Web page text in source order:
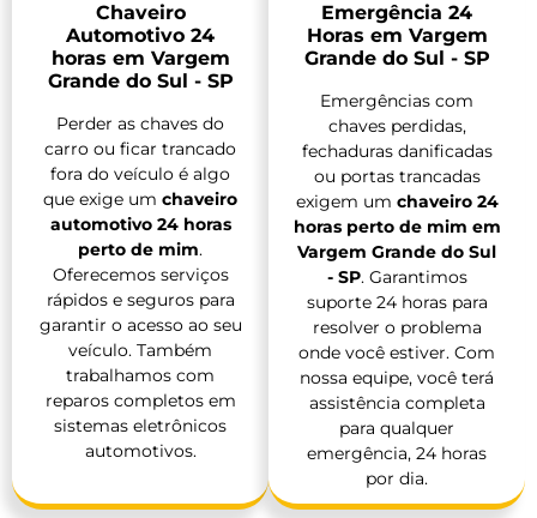
Chaveiro
Automotivo 24
horas em Vargem
Grande do Sul - SP
Perder as chaves do
carro ou ficar trancado
fora do veículo é algo
que exige um chaveiro
automotivo 24 horas
perto de mim.
Oferecemos serviços
rápidos e seguros para
garantir o acesso ao seu
veículo. Também
trabalhamos com
reparos completos em
sistemas eletrônicos
automotivos.
Emergência 24
Horas em Vargem
Grande do Sul - SP
Emergências com
chaves perdidas,
fechaduras danificadas
ou portas trancadas
exigem um chaveiro 24
horas perto de mim em
Vargem Grande do Sul
- SP. Garantimos
suporte 24 horas para
resolver o problema
onde você estiver. Com
nossa equipe, você terá
assistência completa
para qualquer
emergência, 24 horas
por dia.